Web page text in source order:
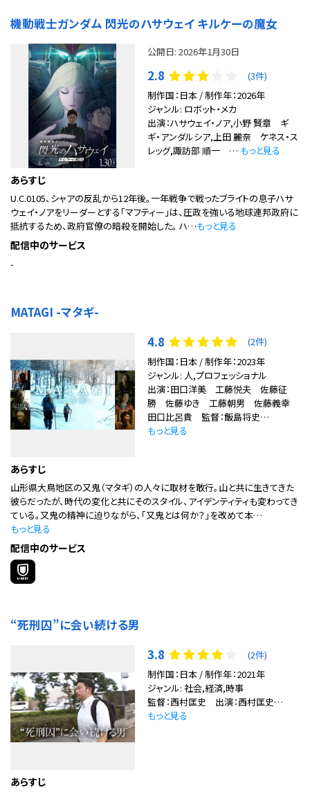
機動戦士ガンダム 閃光のハサウェイ キルケーの魔女
公開日: 2026年1月30日
2.8
(3件)
制作国：日本 / 制作年：2026年
ジャンル: ロボット・メカ
出演：ハサウェイ・ノア,小野 賢章 ギ
ギ・アンダルシア,上田 麗奈 ケネス・ス
レッグ,諏訪部 順一 … もっと見る
あらすじ
U.C.0105、シャアの反乱から12年後。一年戦争で戦ったブライトの息子ハサ
ウェイ・ノアをリーダーとする「マフティー」は、圧政を強いる地球連邦政府に
抵抗するため、政府官僚の暗殺を開始した。 ハ…もっと見る
配信中のサービス
-
MATAGI -マタギ-
4.8
(2件)
制作国：日本 / 制作年：2023年
ジャンル: 人,プロフェッショナル
出演：田口洋美 工藤悦夫 佐藤征
勝 佐藤ゆき 工藤朝男 佐藤義幸
田口比呂貴 監督：飯島将史…
もっと見る
あらすじ
山形県大鳥地区の又鬼（マタギ）の人々に取材を敢行。山と共に生きてきた
彼らだったが、時代の変化と共にそのスタイル、アイデンティティも変わってき
ている。又鬼の精神に迫りながら、「又鬼とは何か？」を改めて本…
もっと見る
配信中のサービス
“死刑囚”に会い続ける男
3.8
(2件)
制作国：日本 / 制作年：2021年
ジャンル: 社会,経済,時事
監督：西村匡史 出演：西村匡史…
もっと見る
あらすじ